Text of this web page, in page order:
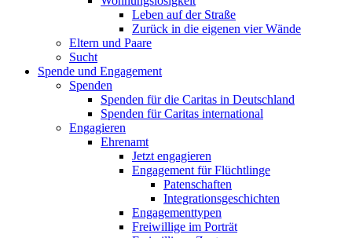
Leben auf der Straße
Zurück in die eigenen vier Wände
Eltern und Paare
Sucht
Spende und Engagement
Spenden
Spenden für die Caritas in Deutschland
Spenden für Caritas international
Engagieren
Ehrenamt
Jetzt engagieren
Engagement für Flüchtlinge
Patenschaften
Integrationsgeschichten
Engagementtypen
Freiwillige im Porträt